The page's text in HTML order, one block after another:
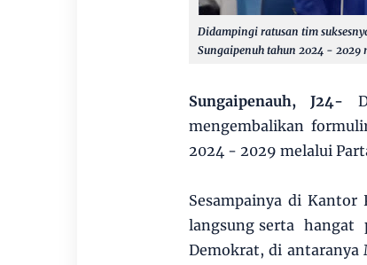
Didampingi ratusan tim
Sungaipenuh tahun 2024 - 2029
Sungaipenauh, J24-
mengembalikan
2024 - 2029 melalui
Sesampainya di
langsung serta hangat
Demokrat, di antaranya